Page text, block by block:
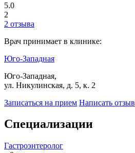
5.0
2
2 отзыва
Врач принимает в клинике:
Юго-Западная
Юго-Западная,
ул. Никулинская, д. 5, к. 2
Записаться на прием Написать отзыв
Специализации
Гастроэнтеролог